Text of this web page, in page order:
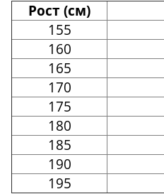
Рост (см)
155
160
165
170
175
180
185
190
195